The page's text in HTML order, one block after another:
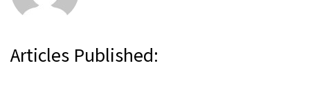
Articles Published: